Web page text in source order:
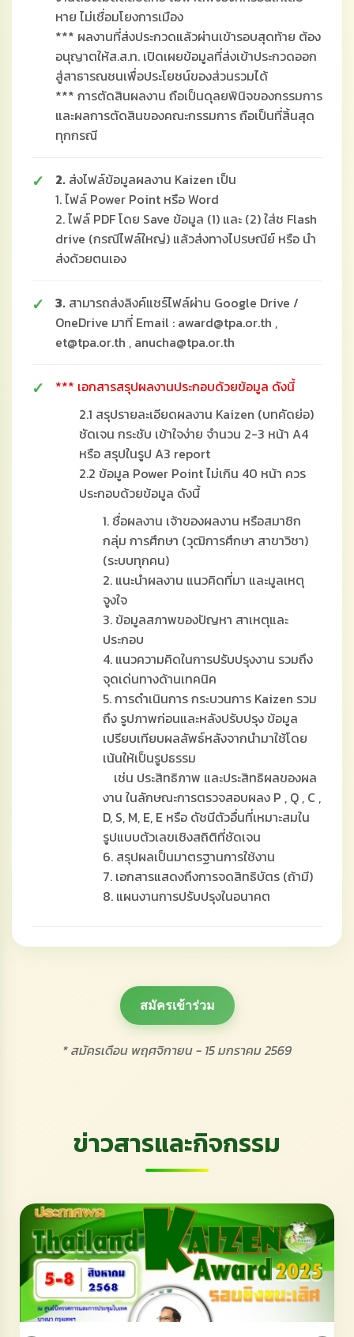
หาย ไม่เชื่อมโยงการเมือง
*** ผลงานที่ส่งประกวดแล้วผ่านเข้ารอบสุดท้าย ต้อง
อนุญาตให้ส.ส.ท. เปิดเผยข้อมูลที่ส่งเข้าประกวดออก
สู่สาธารณชนเพื่อประโยชน์ของส่วนรวมได้
*** การตัดสินผลงาน ถือเป็นดุลยพินิจของกรรมการ
และผลการตัดสินของคณะกรรมการ ถือเป็นที่สิ้นสุด
ทุกกรณี
2. ส่งไฟล์ข้อมูลผลงาน Kaizen เป็น
1. ไฟล์ Power Point หรือ Word
2. ไฟล์ PDF โดย Save ข้อมูล (1) และ (2) ใส่ช Flash
drive (กรณีไฟล์ใหญ่) แล้วส่งทางไปรษณีย์ หรือ นำ
ส่งด้วยตนเอง
3. สามารถส่งลิงค์แชร์ไฟล์ผ่าน Google Drive /
OneDrive มาที่ Email : award@tpa.or.th ,
et@tpa.or.th , anucha@tpa.or.th
*** เอกสารสรุปผลงานประกอบด้วยข้อมูล ดังนี้
2.1 สรุปรายละเอียดผลงาน Kaizen (บทคัดย่อ)
ชัดเจน กระชับ เข้าใจง่าย จำนวน 2-3 หน้า A4
หรือ สรุปในรูป A3 report
2.2 ข้อมูล Power Point ไม่เกิน 40 หน้า ควร
ประกอบด้วยข้อมูล ดังนี้
1. ชื่อผลงาน เจ้าของผลงาน หรือสมาชิก
กลุ่ม การศึกษา (วุฒิการศึกษา สาขาวิชา)
(ระบบทุกคน)
2. แนะนำผลงาน แนวคิดที่มา และมูลเหตุ
จูงใจ
3. ข้อมูลสภาพของปัญหา สาเหตุและ
ประกอบ
4. แนวความคิดในการปรับปรุงงาน รวมถึง
จุดเด่นทางด้านเทคนิค
5. การดำเนินการ กระบวนการ Kaizen รวม
ถึง รูปภาพก่อนและหลังปรับปรุง ข้อมูล
เปรียบเทียบผลลัพธ์หลังจากนำมาใช้โดย
เน้นให้เป็นรูปธรรม
เช่น ประสิทธิภาพ และประสิทธิผลของผล
งาน ในลักษณะการตรวจสอบผลง P , Q , C ,
D, S, M, E, E หรือ ดัชนีตัวอื่นที่เหมาะสมใน
รูปแบบตัวเลขเชิงสถิติที่ชัดเจน
6. สรุปผลเป็นมาตรฐานการใช้งาน
7. เอกสารแสดงถึงการจดสิทธิบัตร (ถ้ามี)
8. แผนงานการปรับปรุงในอนาคต
สมัครเข้าร่วม
* สมัครเดือน พฤศจิกายน - 15 มกราคม 2569
ข่าวสารและกิจกรรม